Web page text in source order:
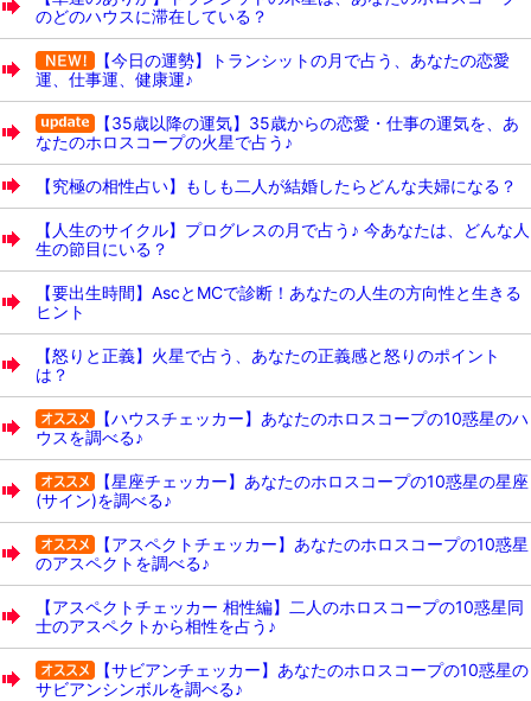
のどのハウスに滞在している？
【今日の運勢】トランシットの月で占う、あなたの恋愛
運、仕事運、健康運♪
【35歳以降の運気】35歳からの恋愛・仕事の運気を、あ
なたのホロスコープの火星で占う♪
【究極の相性占い】もしも二人が結婚したらどんな夫婦になる？
【人生のサイクル】プログレスの月で占う♪ 今あなたは、どんな人
生の節目にいる？
【要出生時間】AscとMCで診断！あなたの人生の方向性と生きる
ヒント
【怒りと正義】火星で占う、あなたの正義感と怒りのポイント
は？
【ハウスチェッカー】あなたのホロスコープの10惑星のハ
ウスを調べる♪
【星座チェッカー】あなたのホロスコープの10惑星の星座
(サイン)を調べる♪
【アスペクトチェッカー】あなたのホロスコープの10惑星
のアスペクトを調べる♪
【アスペクトチェッカー 相性編】二人のホロスコープの10惑星同
士のアスペクトから相性を占う♪
【サビアンチェッカー】あなたのホロスコープの10惑星の
サビアンシンボルを調べる♪